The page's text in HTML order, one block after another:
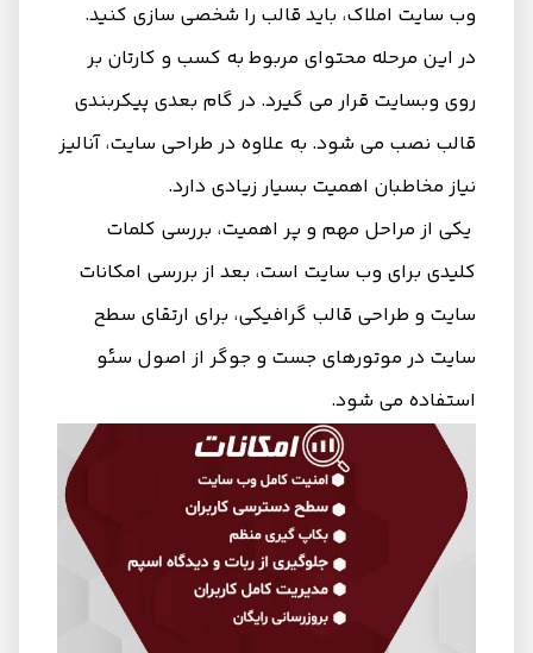
وب سایت املاک، باید قالب را شخصی سازی کنید.
در این مرحله محتوای مربوط به کسب و کارتان بر
روی وبسایت قرار می گیرد. در گام بعدی پیکربندی
قالب نصب می شود. به علاوه در طراحی سایت، آنالیز
نیاز مخاطبان اهمیت بسیار زیادی دارد.
یکی از مراحل مهم و پر اهمیت، بررسی کلمات
کلیدی برای وب سایت است، بعد از بررسی امکانات
سایت و طراحی قالب گرافیکی، برای ارتقای سطح
سایت در موتورهای جست و جوگر از اصول سئو
استفاده می شود.